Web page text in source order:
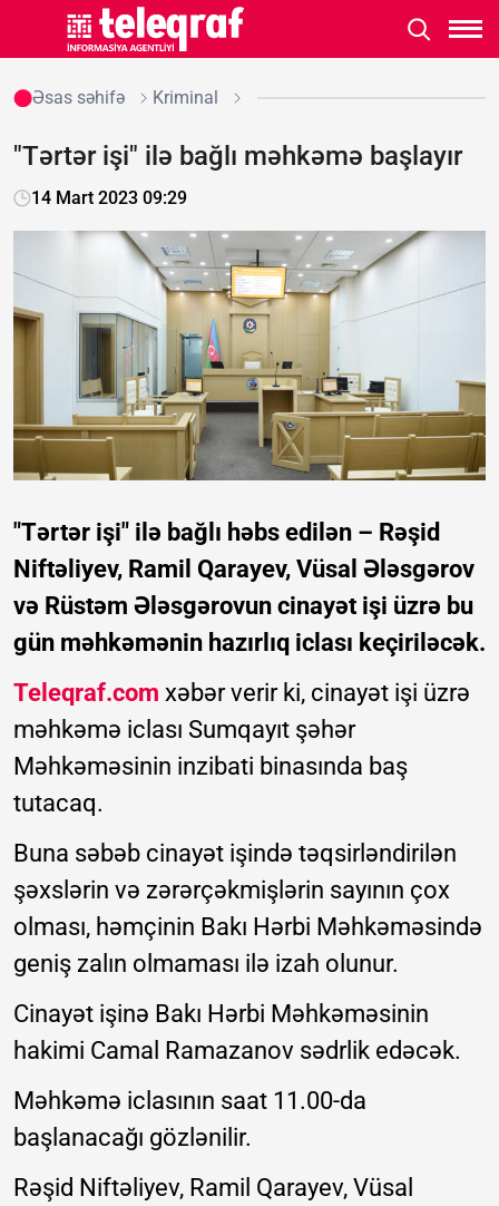
Əsas səhifə Kriminal
"Tərtər işi" ilə bağlı məhkəmə başlayır
14 Mart 2023 09:29
"Tərtər işi" ilə bağlı həbs edilən – Rəşid
Niftəliyev, Ramil Qarayev, Vüsal Ələsgərov
və Rüstəm Ələsgərovun cinayət işi üzrə bu
gün məhkəmənin hazırlıq iclası keçiriləcək.
Teleqraf.com xəbər verir ki, cinayət işi üzrə
məhkəmə iclası Sumqayıt şəhər
Məhkəməsinin inzibati binasında baş
tutacaq.
Buna səbəb cinayət işində təqsirləndirilən
şəxslərin və zərərçəkmişlərin sayının çox
olması, həmçinin Bakı Hərbi Məhkəməsində
geniş zalın olmaması ilə izah olunur.
Cinayət işinə Bakı Hərbi Məhkəməsinin
hakimi Camal Ramazanov sədrlik edəcək.
Məhkəmə iclasının saat 11.00-da
başlanacağı gözlənilir.
Rəşid Niftəliyev, Ramil Qarayev, Vüsal